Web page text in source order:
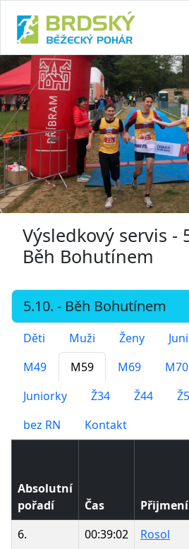
Výsledkový servis -
Běh Bohutínem
Děti Muži Ženy
M49
M59 M69 M70
Juniorky
Ž34 Ž44
bez RN
Kontakt
Absolutní
pořadí
Čas Přijmení
6.
00:39:02 Rosol